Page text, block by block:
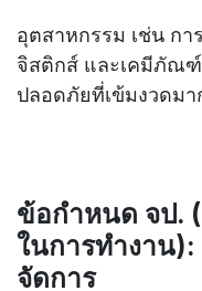
อุตสาหกรรม เช่น ก
จิสติกส์ และเคมีภัณ
ปลอดภัยที่เข้มงวดม
ข้อกำหนด จป.
ในการทำงาน
จัดการ